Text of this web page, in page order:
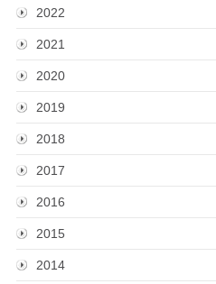
2022
2021
2020
2019
2018
2017
2016
2015
2014